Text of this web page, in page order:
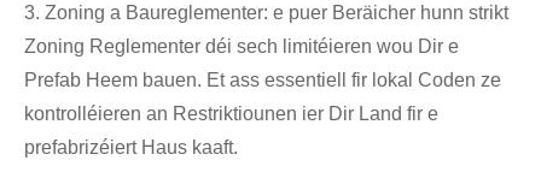
3. Zoning a Baureglementer: e puer Beräicher hunn strikt
Zoning Reglementer déi sech limitéieren wou Dir e
Prefab Heem bauen. Et ass essentiell fir lokal Coden ze
kontrolléieren an Restriktiounen ier Dir Land fir e
prefabrizéiert Haus kaaft.